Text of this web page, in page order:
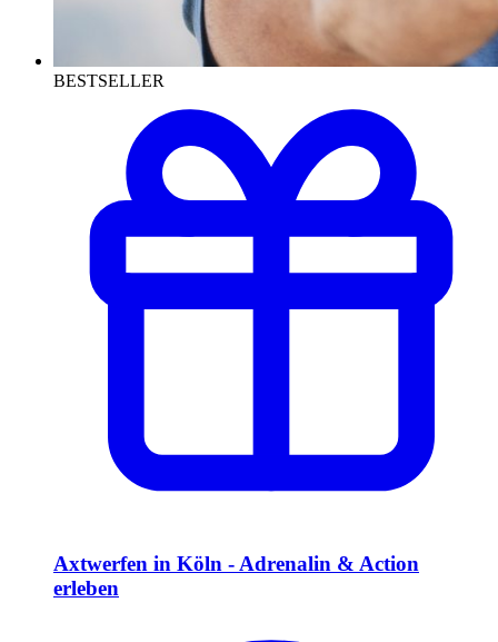
BESTSELLER
Axtwerfen in Köln - Adrenalin & Action
erleben